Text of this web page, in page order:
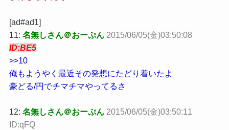
[ad#ad1]
11: 名無しさん＠おーぷん 2015/06/05(金)03:50:08
ID:BE5
>>10
俺もようやく最近その発想にたどり着いたよ
豪どる/円でチマチマやってるさ
12: 名無しさん＠おーぷん 2015/06/05(金)03:50:11
ID:qFQ